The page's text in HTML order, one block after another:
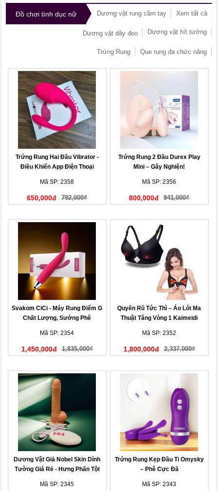
Đồ chơi tình dục nữ Xem tất cả
Dương vật rung cầm tay
Dương vật hít tường
Dương vật dây đeo
Que rung đa chức năng
Trứng Rung
Trứng Rung Hai Đầu Vibrator -
Điều Khiển App Điện Thoại
Mã SP: 2358
650,000đ 792,000₫
Trứng Rung 2 Đầu Durex Play
Mini – Gây Nghiện!
Mã SP: 2356
800,000đ 941,000₫
Svakom CiCi - Máy Rung Điểm G
Chất Lượng, Sướng Phê
Mã SP: 2354
1,450,000đ 1,835,000₫
Quyến Rũ Tức Thì – Áo Lót Ma
Thuật Tăng Vòng 1 Kaimeidi
Mã SP: 2352
1,800,000đ 2,337,000₫
Dương Vật Giả Nobel Skin Dính
Tường Giá Rẻ - Hưng Phấn Tột
Mã SP: 2345
Trứng Rung Kẹp Đầu Ti Omysky
– Phê Cực Đã
Mã SP: 2343